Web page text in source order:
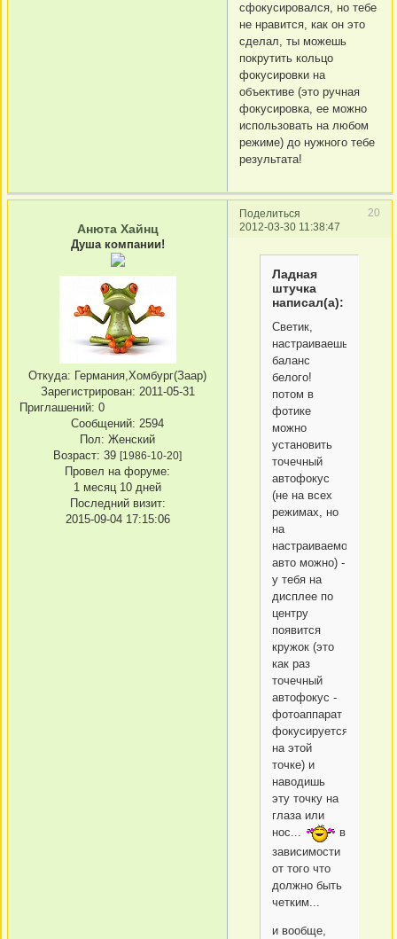
сфокусировался, но тебе
не нравится, как он это
сделал, ты можешь
покрутить кольцо
фокусировки на
объективе (это ручная
фокусировка, ее можно
использовать на любом
режиме) до нужного тебе
результата!
Поделиться
20
2012-03-30 11:38:47
Анюта Хайнц
Душа компании!
Откуда: Германия,Хомбург(Заар)
Зарегистрирован: 2011-05-31
Приглашений: 0
Сообщений: 2594
Пол: Женский
Возраст: 39 [1986-10-20]
Провел на форуме:
1 месяц 10 дней
Последний визит:
2015-09-04 17:15:06
Ладная
штучка
написал(а):
Светик,
настраиваешь
баланс
белого!
потом в
фотике
можно
установить
точечный
автофокус
(не на всех
режимах, но
на
настраиваемом
авто можно) -
у тебя на
дисплее по
центру
появится
кружок (это
как раз
точечный
автофокус -
фотоаппарат
фокусируется
на этой
точке) и
наводишь
эту точку на
глаза или
нос...
в
зависимости
от того что
должно быть
четким...
и вообще,